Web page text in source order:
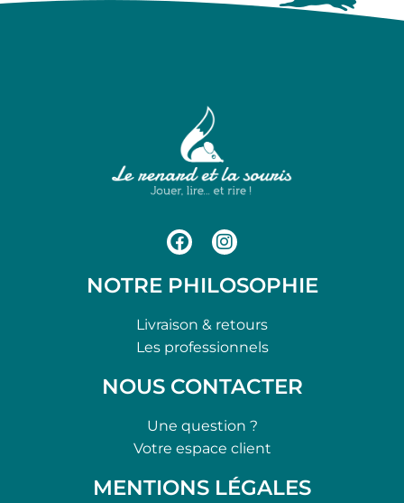
NOTRE PHILOSOPHIE
Livraison & retours
Les professionnels
NOUS CONTACTER
Une question ?
Votre espace client
MENTIONS LÉGALES